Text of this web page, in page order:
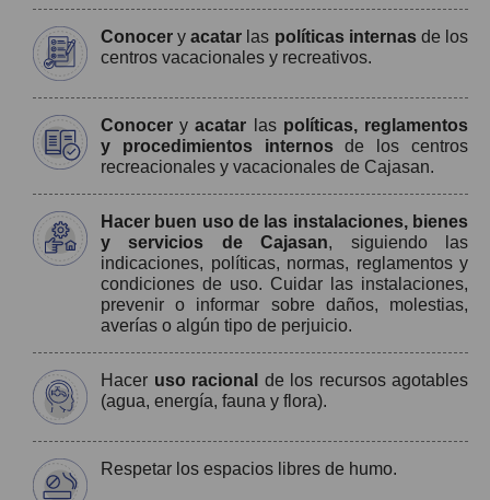
Conocer yacatar las políticas internasde los
centros vacacionales y recreativos.
Conocer yacatar las políticas, reglamentos
y procedimientos internosde los centros
recreacionales y vacacionales de Cajasan.
Hacer buen uso de las instalaciones, bienes
y servicios de Cajasan, siguiendo las
indicaciones, políticas, normas, reglamentos y
condiciones de uso. Cuidar las instalaciones,
prevenir o informar sobre daños, molestias,
averías o algún tipo de perjuicio.
Hacer uso racional de los recursos agotables
(agua, energía, fauna y flora).
Respetar los espacios libres de humo.